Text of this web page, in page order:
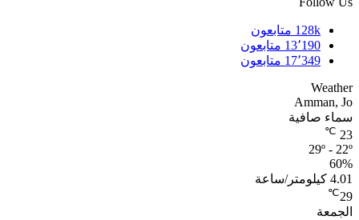
128k متابعون
13٬190 متابعون
17٬349 متابعون
Weather
Amman, Jo
سماء صافية
23
℃
29º - 22º
60%
4.01 كيلومتر/ساعة
29
℃
الجمعة